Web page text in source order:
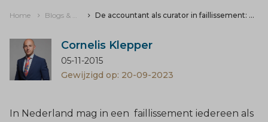
Home De accountant als curator in faillissement: een reële situatie?
Cornelis Klepper
05-11-2015
Gewijzigd op: 20-09-2023
In Nederland mag in een faillissement iedereen als